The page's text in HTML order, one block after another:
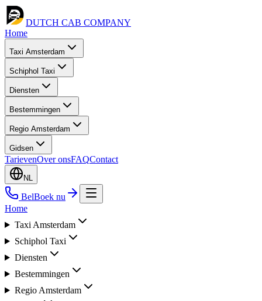
DUTCH CAB COMPANY
Home
Taxi Amsterdam
Schiphol Taxi
Diensten
Bestemmingen
Regio Amsterdam
Gidsen
TarievenOver onsFAQContact
NL
BelBoek nu
Home
Taxi Amsterdam
Schiphol Taxi
Diensten
Bestemmingen
Regio Amsterdam